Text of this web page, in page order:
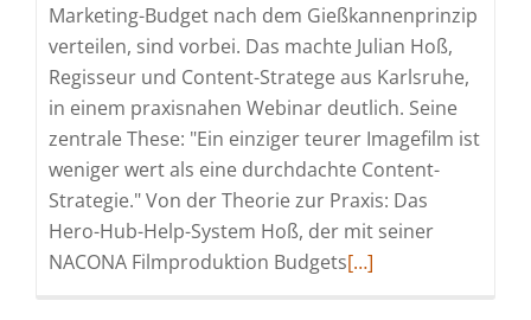
Marketing-Budget nach dem Gießkannenprinzip
verteilen, sind vorbei. Das machte Julian Hoß,
Regisseur und Content-Stratege aus Karlsruhe,
in einem praxisnahen Webinar deutlich. Seine
zentrale These: "Ein einziger teurer Imagefilm ist
weniger wert als eine durchdachte Content-
Strategie." Von der Theorie zur Praxis: Das
Hero-Hub-Help-System Hoß, der mit seiner
NACONA Filmproduktion BudgetsRead
[…]